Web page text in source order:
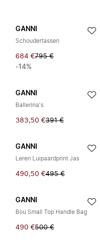
GANNI
Schoudertassen
684 €795 €
-14%
GANNI
Ballerina's
383,50 €391 €
GANNI
Leren Luipaardprint Jas
490,50 €495 €
GANNI
Bou Small Top Handle Bag
490 €500 €